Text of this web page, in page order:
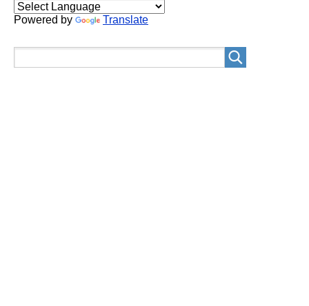
Powered by Translate